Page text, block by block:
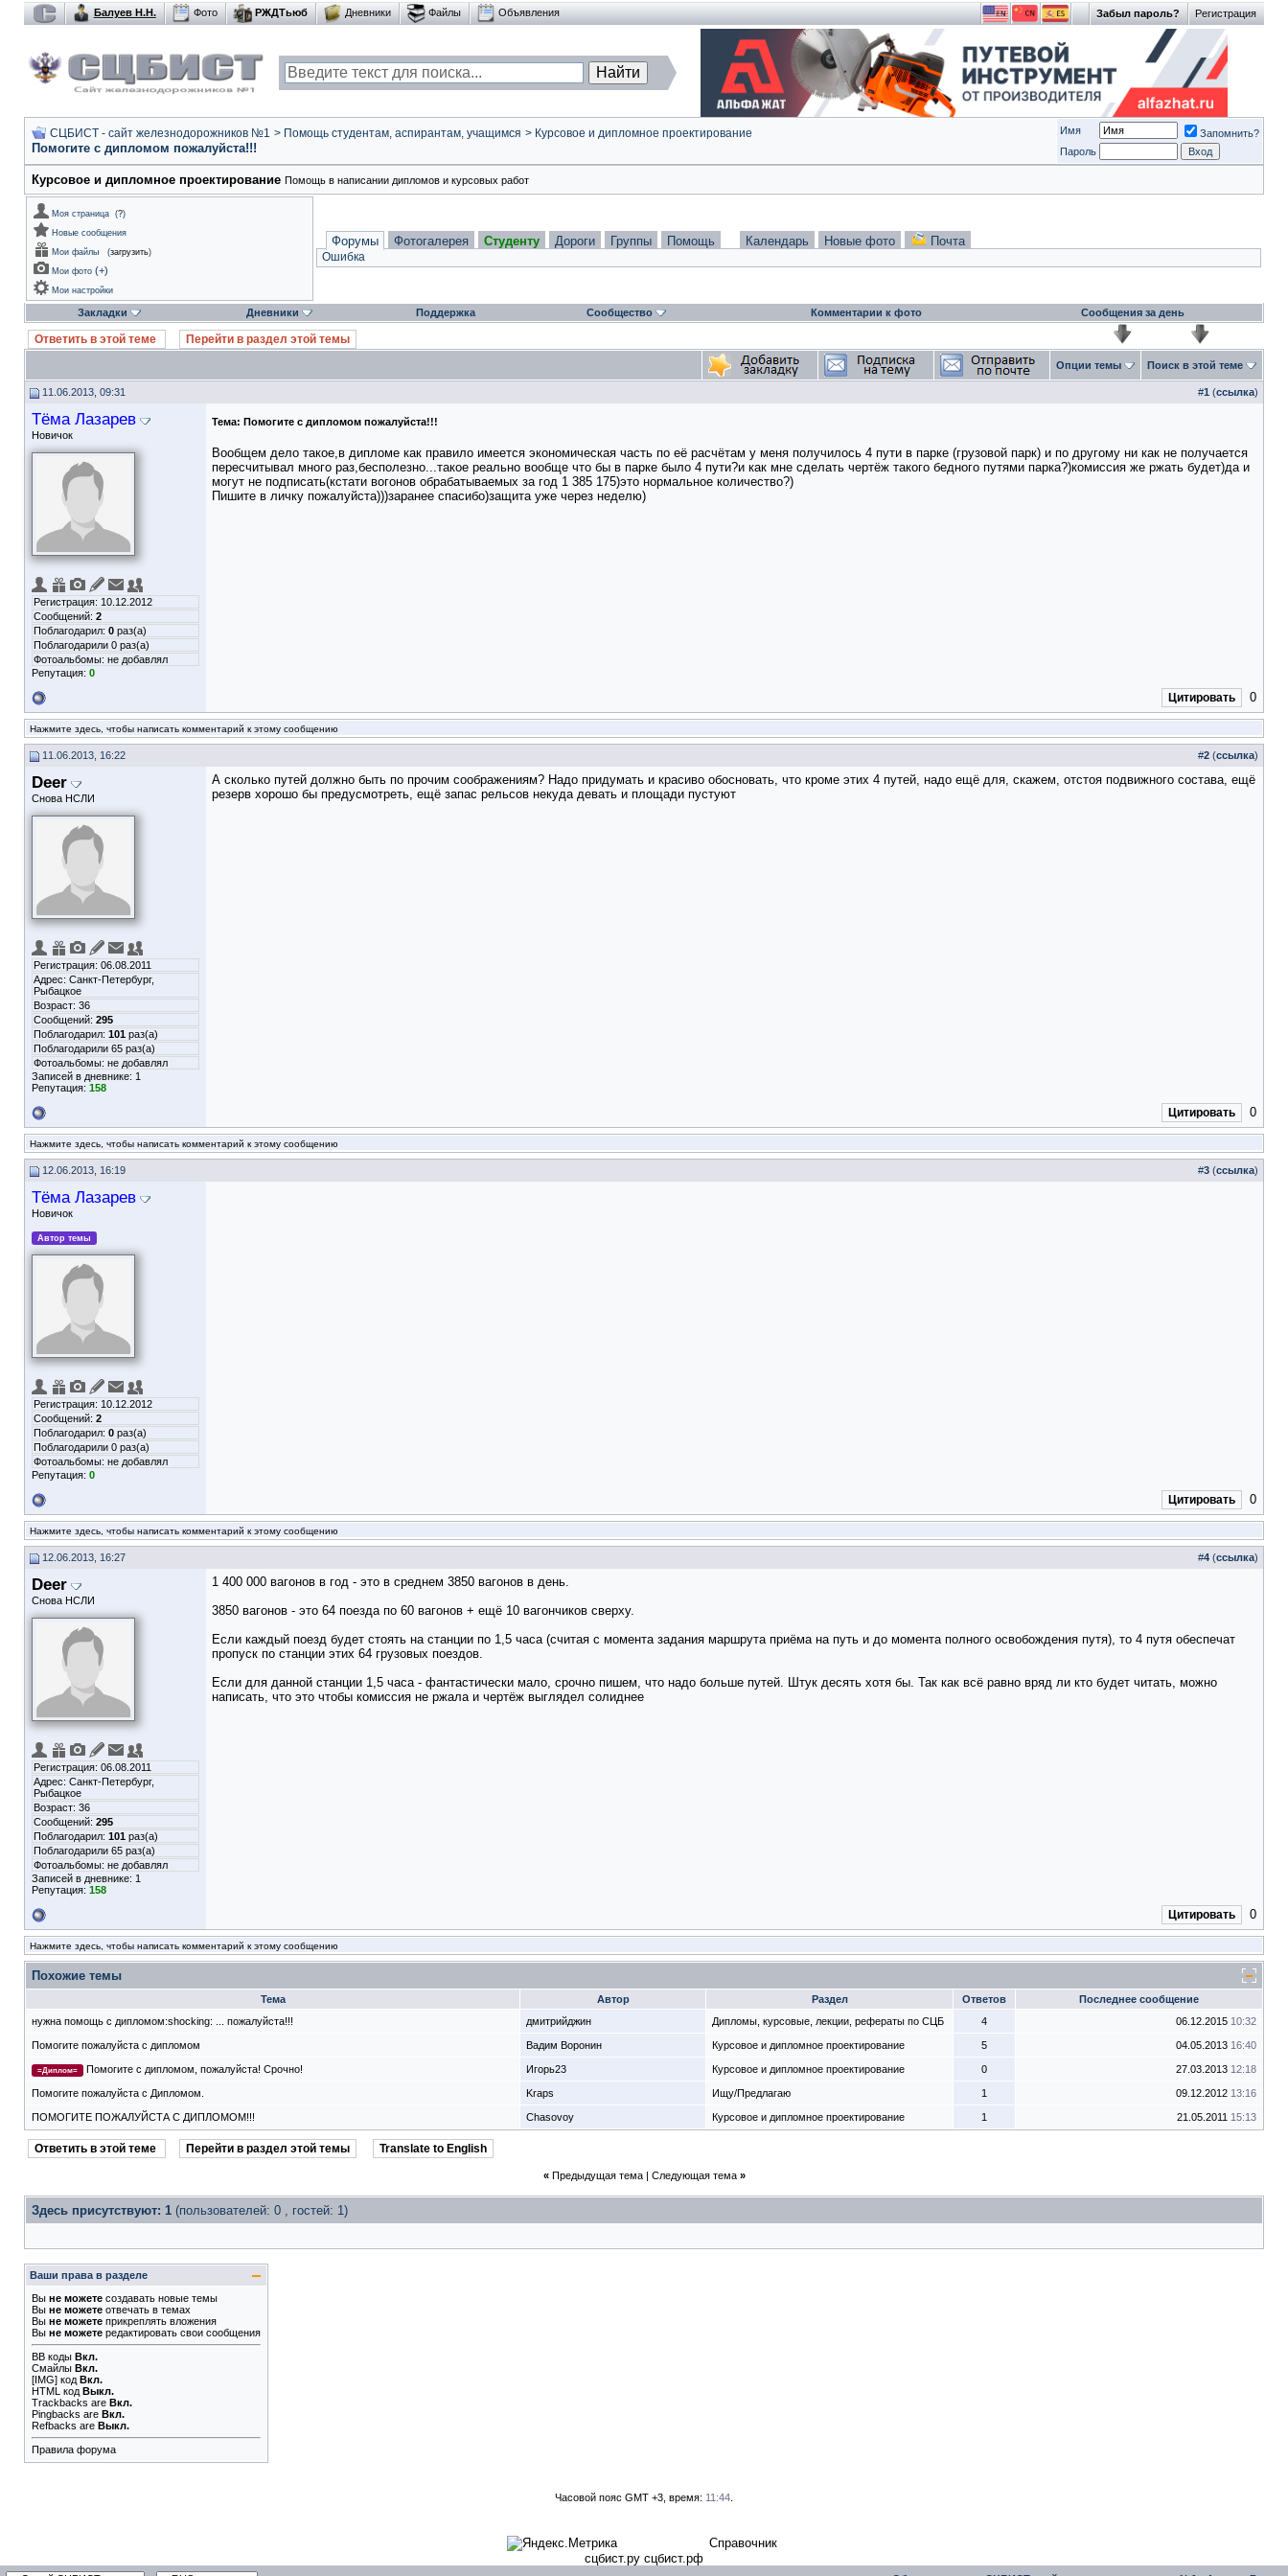
Регистрация
Забыл пароль?
Балуев Н.Н. Фото РЖДТьюб Дневники Файлы Объявления
СЦБИСТ - сайт железнодорожников №1 > Помощь студентам, аспирантам, учащимся > Курсовое и дипломное проектирование
Помогите с дипломом пожалуйста!!!
Имя
Запомнить?
Пароль
Курсовое и дипломное проектирование Помощь в написании дипломов и курсовых работ
Моя страница (?)
Новые сообщения
Мои файлы
(загрузить)
Мои фото (+)
Мои настройки
Форумы Фотогалерея Студенту Дороги Группы Помощь Календарь Новые фото Почта
Ошибка
Закладки Дневники Поддержка Сообщество Комментарии к фото Сообщения за день
Ответить в этой теме Перейти в раздел этой темы
Опции темы Поиск в этой теме
11.06.2013, 09:31 #1 (ссылка)
Тёма Лазарев
Новичок
Регистрация: 10.12.2012
Сообщений: 2
Поблагодарил: 0 раз(а)
Поблагодарили 0 раз(а)
Фотоальбомы: не добавлял
Репутация: 0
Тема: Помогите с дипломом пожалуйста!!!
Вообщем дело такое,в дипломе как правило имеется экономическая часть по её расчётам у меня получилось 4 пути в парке (грузовой парк) и по другому ни как не получается
пересчитывал много раз,бесполезно...такое реально вообще что бы в парке было 4 пути?и как мне сделать чертёж такого бедного путями парка?)комиссия же ржать будет)да и
могут не подписать(кстати вогонов обрабатываемых за год 1 385 175)это нормальное количество?)
Пишите в личку пожалуйста)))заранее спасибо)защита уже через неделю)
Цитировать 0
Нажмите здесь, чтобы написать комментарий к этому сообщению
11.06.2013, 16:22 #2 (ссылка)
Deer
Снова НСЛИ
Регистрация: 06.08.2011
Адрес: Санкт-Петербург,
Рыбацкое
Возраст: 36
Сообщений: 295
Поблагодарил: 101 раз(а)
Поблагодарили 65 раз(а)
Фотоальбомы: не добавлял
Записей в дневнике: 1
Репутация: 158
А сколько путей должно быть по прочим соображениям? Надо придумать и красиво обосновать, что кроме этих 4 путей, надо ещё для, скажем, отстоя подвижного состава, ещё
резерв хорошо бы предусмотреть, ещё запас рельсов некуда девать и площади пустуют
Цитировать 0
Нажмите здесь, чтобы написать комментарий к этому сообщению
12.06.2013, 16:19 #3 (ссылка)
Тёма Лазарев
Новичок
Автор темы
Регистрация: 10.12.2012
Сообщений: 2
Поблагодарил: 0 раз(а)
Поблагодарили 0 раз(а)
Фотоальбомы: не добавлял
Репутация: 0
Цитировать 0
Нажмите здесь, чтобы написать комментарий к этому сообщению
12.06.2013, 16:27 #4 (ссылка)
Deer
Снова НСЛИ
Регистрация: 06.08.2011
Адрес: Санкт-Петербург,
Рыбацкое
Возраст: 36
Сообщений: 295
Поблагодарил: 101 раз(а)
Поблагодарили 65 раз(а)
Фотоальбомы: не добавлял
Записей в дневнике: 1
Репутация: 158
1 400 000 вагонов в год - это в среднем 3850 вагонов в день.
3850 вагонов - это 64 поезда по 60 вагонов + ещё 10 вагончиков сверху.
Если каждый поезд будет стоять на станции по 1,5 часа (считая с момента задания маршрута приёма на путь и до момента полного освобождения путя), то 4 путя обеспечат
пропуск по станции этих 64 грузовых поездов.
Если для данной станции 1,5 часа - фантастически мало, срочно пишем, что надо больше путей. Штук десять хотя бы. Так как всё равно вряд ли кто будет читать, можно
написать, что это чтобы комиссия не ржала и чертёж выглядел солиднее
Цитировать 0
Нажмите здесь, чтобы написать комментарий к этому сообщению
Похожие темы
Тема Автор Раздел Ответов
Последнее сообщение
нужна помощь с дипломом:shocking: ... пожалуйста!!!
дмитрийджин Дипломы, курсовые, лекции, рефераты по СЦБ 4 06.12.2015 10:32
Помогите пожалуйста с дипломом Вадим Воронин Курсовое и дипломное проектирование 5 04.05.2013 16:40
=Диплом= Помогите с дипломом, пожалуйста! Срочно! Игорь23 Курсовое и дипломное проектирование 0 27.03.2013 12:18
Помогите пожалуйста с Дипломом. Kraps Ищу/Предлагаю 1 09.12.2012 13:16
ПОМОГИТЕ ПОЖАЛУЙСТА С ДИПЛОМОМ!!! Chasovoy Курсовое и дипломное проектирование 1 21.05.2011 15:13
Ответить в этой теме Перейти в раздел этой темы Translate to English
« Предыдущая тема| Следующая тема »
Здесь присутствуют: 1 (пользователей: 0 , гостей: 1)
Ваши права в разделе
Вы не можете создавать новые темы
Вы не можете отвечать в темах
Вы не можете прикреплять вложения
Вы не можете редактировать свои сообщения
BB коды Вкл.
Смайлы Вкл.
[IMG] код Вкл.
HTML код Выкл.
Trackbacks are Вкл.
Pingbacks are Вкл.
Refbacks are Выкл.
Правила форума
Часовой пояс GMT +3, время: 11:44
Справочник
сцбист.ру сцбист.рф